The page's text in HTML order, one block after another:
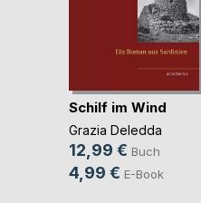
Schilf im Wind
Grazia Deledda
12,99 € Buch
4,99 € E-Book